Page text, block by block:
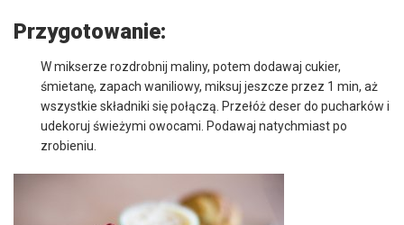
Przygotowanie:
W mikserze rozdrobnij maliny, potem dodawaj cukier,
śmietanę, zapach waniliowy, miksuj jeszcze przez 1 min, aż
wszystkie składniki się połączą. Przełóż deser do pucharków i
udekoruj świeżymi owocami. Podawaj natychmiast po
zrobieniu.